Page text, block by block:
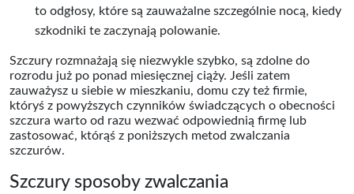
to odgłosy, które są zauważalne szczególnie nocą, kiedy
szkodniki te zaczynają polowanie.
Szczury rozmnażają się niezwykle szybko, są zdolne do
rozrodu już po ponad miesięcznej ciąży. Jeśli zatem
zauważysz u siebie w mieszkaniu, domu czy też firmie,
któryś z powyższych czynników świadczących o obecności
szczura warto od razu wezwać odpowiednią firmę lub
zastosować, którąś z poniższych metod zwalczania
szczurów.
Szczury sposoby zwalczania